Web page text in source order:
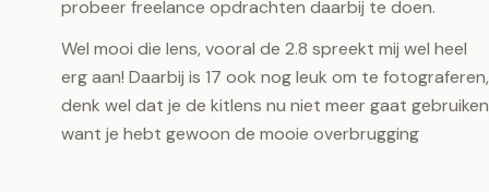
probeer freelance opdrachten daarbij te doen.
Wel mooi die lens, vooral de 2.8 spreekt mij wel heel
erg aan! Daarbij is 17 ook nog leuk om te fotograferen,
denk wel dat je de kitlens nu niet meer gaat gebruiken
want je hebt gewoon de mooie overbrugging